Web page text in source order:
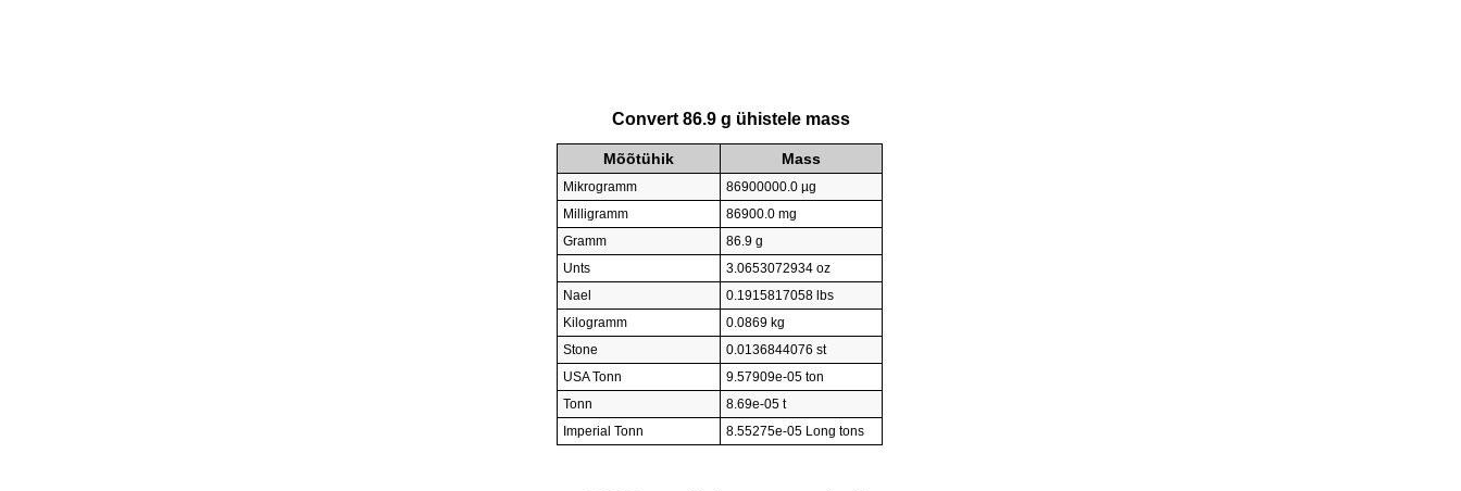
Convert 86.9 g ühistele mass
Mõõtühik Mass
Mikrogramm
86900000.0 µg
Milligramm
86900.0 mg
Gramm
86.9 g
Unts
3.0653072934 oz
Nael
0.1915817058 lbs
Kilogramm
0.0869 kg
Stone
0.0136844076 st
USA Tonn
9.57909e-05 ton
Tonn
8.69e-05 t
Imperial Tonn
8.55275e-05 Long tons